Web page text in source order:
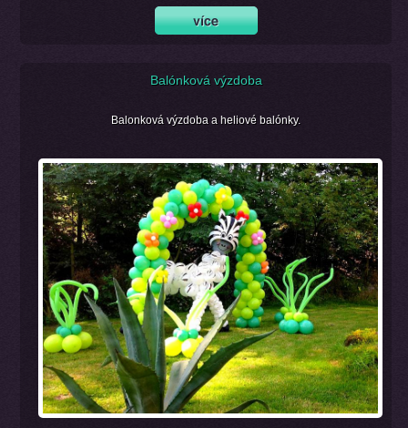
Balónková výzdoba
Balonková výzdoba a heliové balónky.